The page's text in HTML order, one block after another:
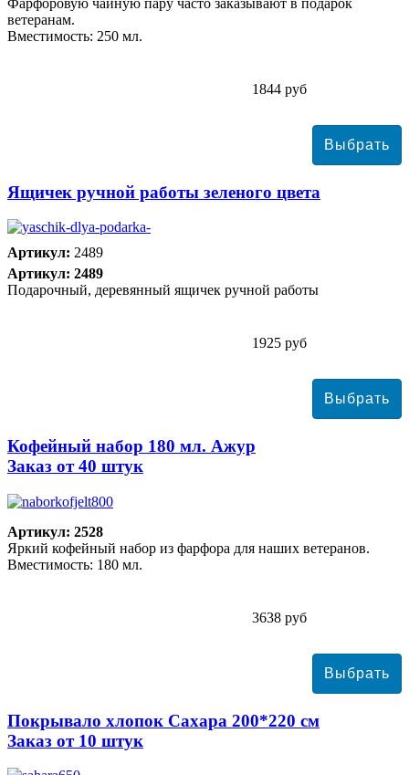
Фарфоровую чайную пару часто заказывают в подарок
ветеранам.
Вместимость: 250 мл.
1844 руб
Ящичек ручной работы зеленого цвета
Артикул: 2489
Артикул: 2489
Подарочный, деревянный ящичек ручной работы
1925 руб
Кофейный набор 180 мл. Ажур
Заказ от 40 штук
Артикул: 2528
Яркий кофейный набор из фарфора для наших ветеранов.
Вместимость: 180 мл.
3638 руб
Покрывало хлопок Сахара 200*220 см
Заказ от 10 штук